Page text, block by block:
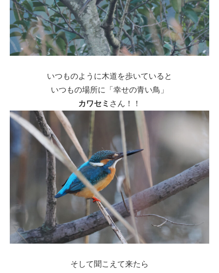
いつものように木道を歩いていると
いつもの場所に「幸せの青い鳥」
カワセミ さん！！
そして聞こえて来たら